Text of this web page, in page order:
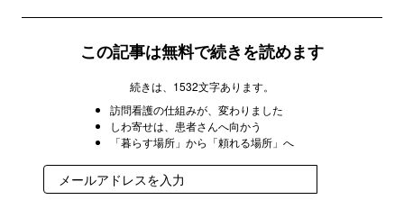
この記事は無料で続きを読めます
続きは、1532文字あります。
訪問看護の仕組みが、変わりました
しわ寄せは、患者さんへ向かう
「暮らす場所」から「頼れる場所」へ